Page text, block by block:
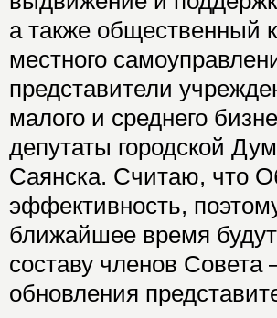
а также общественный
местного
представители
малого и среднего
депутаты городской
Саянска. Считаю, что
эффективность,
ближайшее время
составу членов Совета
обновления